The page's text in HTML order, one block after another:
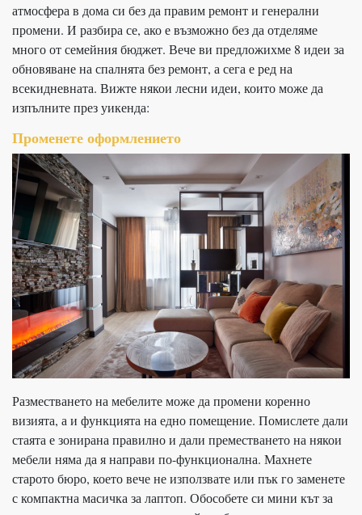
атмосфера в дома си без да правим ремонт и генерални
промени. И разбира се, ако е възможно без да отделяме
много от семейния бюджет. Вече ви предложихме 8 идеи за
обновяване на спалнята без ремонт, а сега е ред на
всекидневната. Вижте някои лесни идеи, които може да
изпълните през уикенда:
Променете оформлението
Разместването на мебелите може да промени коренно
визията, а и функцията на едно помещение. Помислете дали
стаята е зонирана правилно и дали преместването на някои
мебели няма да я направи по-функционална. Махнете
старото бюро, което вече не използвате или пък го заменете
с компактна масичка за лаптоп. Обособете си мини кът за